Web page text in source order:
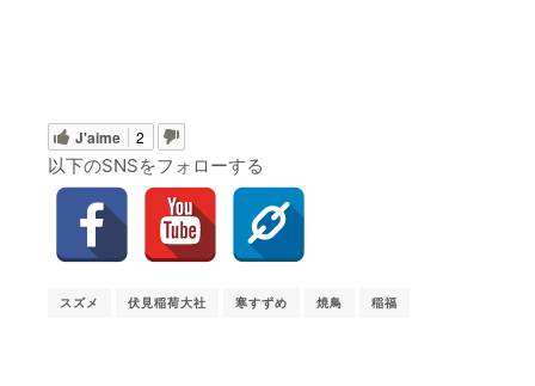
J'aime 2
以下のSNSをフォローする
スズメ 伏見稲荷大社 寒すずめ 焼鳥 稲福